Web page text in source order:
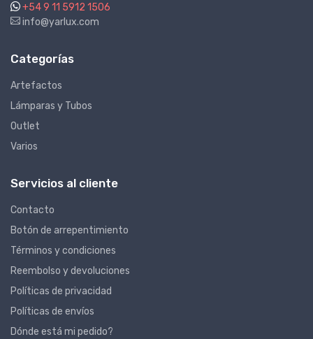
+54 9 11 5912 1506
info@yarlux.com
Categorías
Artefactos
Lámparas y Tubos
Outlet
Varios
Servicios al cliente
Contacto
Botón de arrepentimiento
Términos y condiciones
Reembolso y devoluciones
Políticas de privacidad
Políticas de envíos
Dónde está mi pedido?